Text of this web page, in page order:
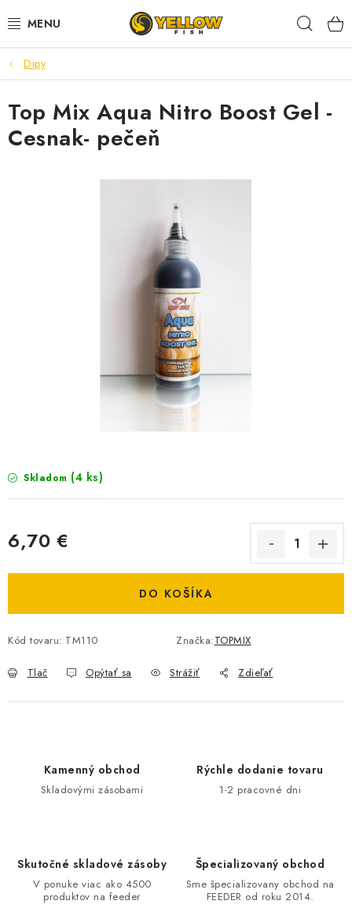
na
NOVINKY 2026
LETNÉ ZĽAVY
HALDORADO
TAŠKY A PÚZDRA
PRETEKÁRSKE SEDAČKY
NA STUDENÚ VODU
VRATKY - ODSTÚPENIE OD ZMLUVY - REKLAMACIU
KONTAKTY
VŠEOBECNÉ NARIADENIE O BEZPEČNOSTI
PRODUKTOV (GPSR)
Doprava Navštívte našu predajňu v MARCELOVEJ »
Dipy
Skladom (4 ks)
6,70 €
DO KOŠÍKA
Kód tovaru: TM110 Značka:TOPMIX
Tlač Opýtať sa Strážiť Zdieľať
Top Mix Aqua Nitro Boost Gel -
Cesnak- pečeň
Kamenný obchod
Skladovými zásobami
Rýchle dodanie tovaru
1-2 pracovné dni
Skutočné skladové zásoby
V ponuke viac ako 4500
produktov na feeder
Špecializovaný obchod
Sme špecializovany obchod na
FEEDER od roku 2014.